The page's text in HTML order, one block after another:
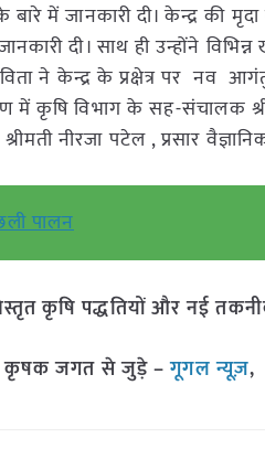
में जानकारी दी। केन्द्र की मृदा
दी। साथ ही उन्होंने
ने केन्द्र के प्रक्षेत्र पर नव
में कृषि विभाग के सह-संचालक
नीरजा पटेल , प्रसार वैज्ञानिक
पालन
कृषि पद्धतियों और नई
कृषक जगत से जुड़े –गूगल न्यूज़,